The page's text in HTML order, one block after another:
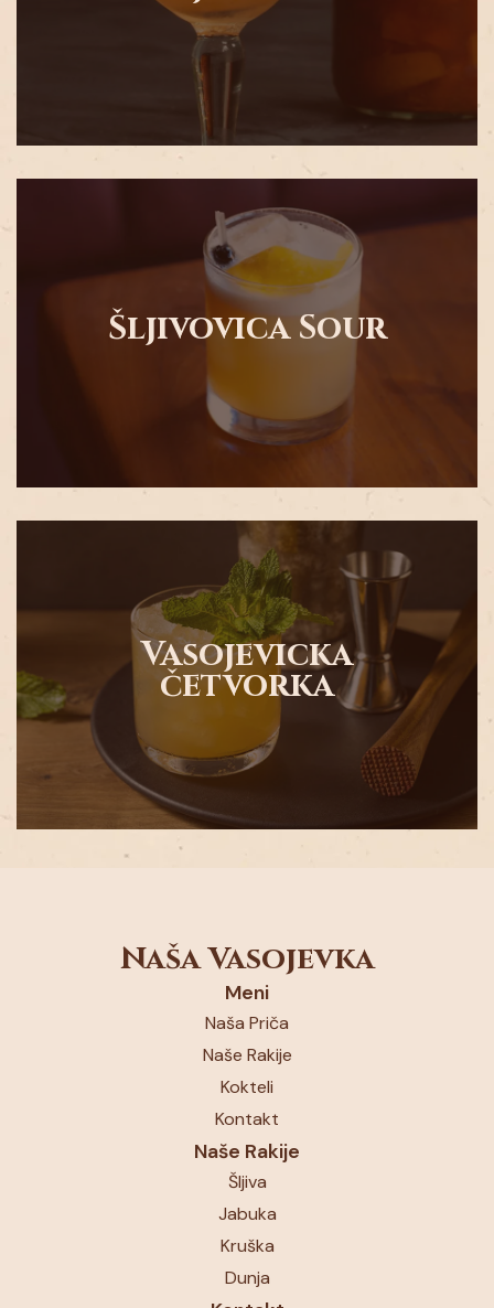
Dunja Collins
• 30 ml rakije od dunje
• Svež limunov sok
Šljivovica Sour
Šljivovica Sour
• Malo meda
Sve sastojke spojiti i poslužiti sa ledom i kriškom
Vasojevicka
četvorka
Vasojevicka četvorka
• 30 ml rakije od šljive
• 20 ml rakije od jabuke
• 10 ml rakije od kruške
• 10 ml rakije od kruške
Sve sastojke protresite sa ledom.
Naša Vasojevka
Meni
Naša Priča
Naše Rakije
Kokteli
Kontakt
Naše Rakije
Šljiva
Jabuka
Kruška
Dunja